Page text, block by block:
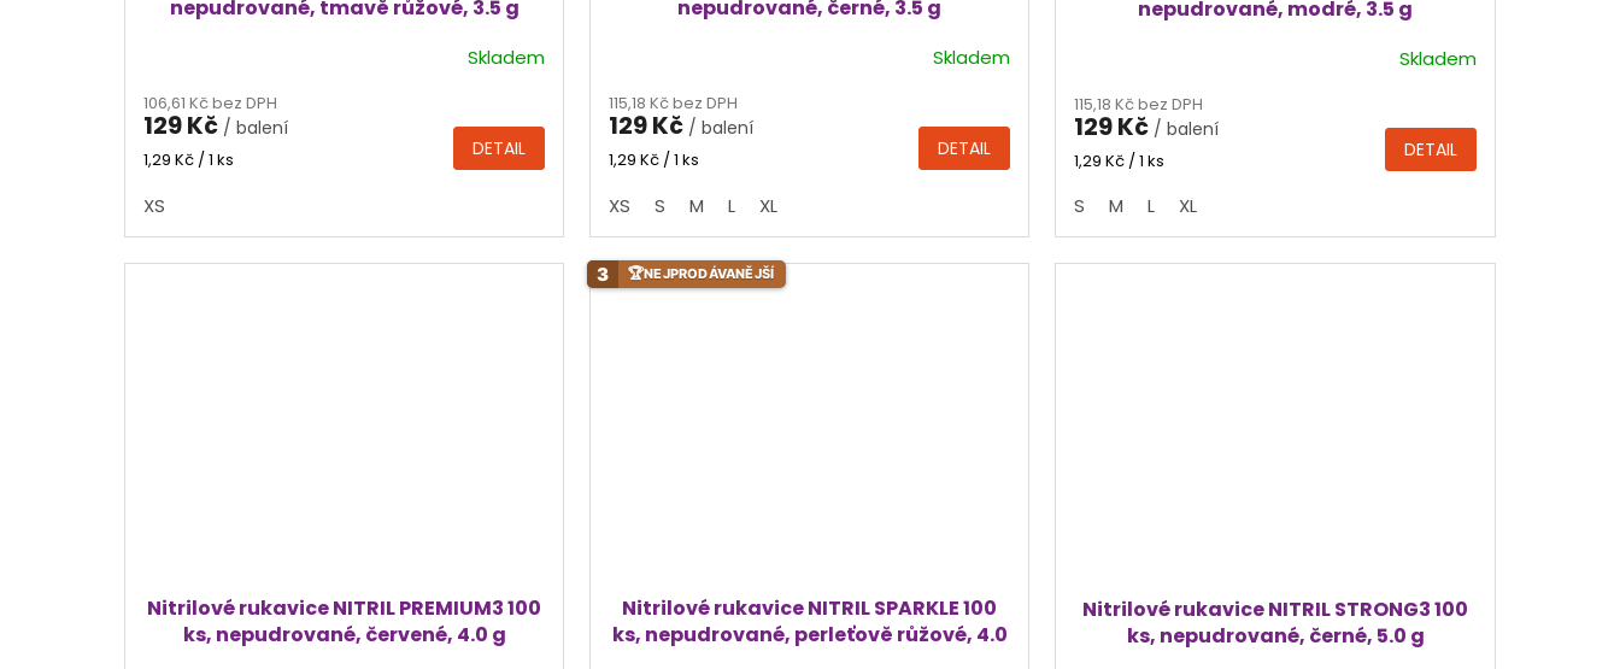
nepudrované, tmavě růžové, 3.5 g
produktu
je
4,4
5
Skladem
106,61 Kč bez DPH
129 Kč / balení
Měrná
1,29 Kč / 1 ks DETAIL
XS
nepudrované, černé, 3.5 g
produktu
je
4,4
5
Skladem
115,18 Kč bez DPH
129 Kč / balení
Měrná
1,29 Kč / 1 ks DETAIL
XS S M L XL
nepudrované, modré, 3.5 g
produktu
je
4,3
5
hvězdiček.
Skladem
115,18 Kč bez DPH
129 Kč / balení
Měrná
1,29 Kč / 1 ks DETAIL
S M L XL
Nitrilové rukavice NITRIL PREMIUM3 100
ks, nepudrované, červené, 4.0 g
Nitrilové rukavice NITRIL SPARKLE 100
ks, nepudrované, perleťově růžové, 4.0
3 🏆NEJPRODÁVANĚJŠÍ
Nitrilové rukavice NITRIL STRONG3 100
ks, nepudrované, černé, 5.0 g